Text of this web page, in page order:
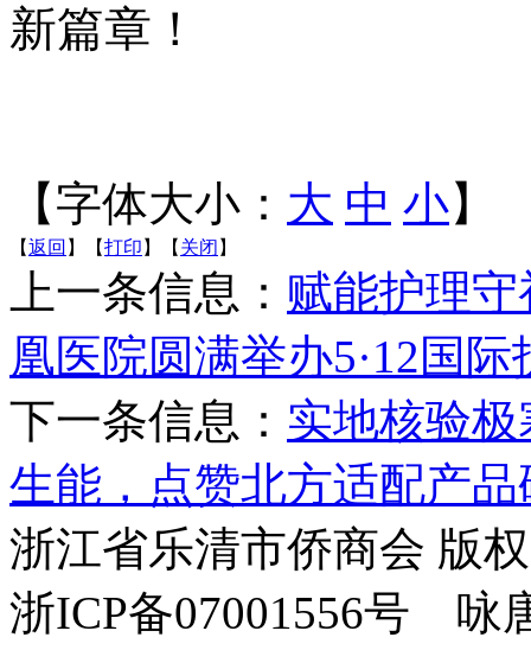
新篇章！
【字体大小： 大 中 小】
【返回 】【打印 】【 关闭 】
上一条信息： 赋能护理
凰医院圆满举办5·12国
下一条信息： 实地核验
生能，点赞北方适配产品
浙江省乐清市侨商会 版
浙ICP备07001556号 咏